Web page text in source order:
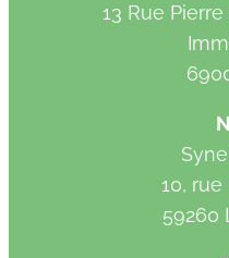
13 Rue
10,
59260